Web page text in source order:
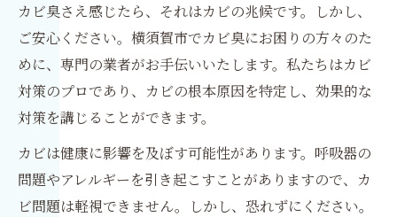
カビ臭さえ感じたら、それはカビの兆候です。しかし、
ご安心ください。横須賀市でカビ臭にお困りの方々のた
めに、専門の業者がお手伝いいたします。私たちはカビ
対策のプロであり、カビの根本原因を特定し、効果的な
対策を講じることができます。
カビは健康に影響を及ぼす可能性があります。呼吸器の
問題やアレルギーを引き起こすことがありますので、カ
ビ問題は軽視できません。しかし、恐れずにください。